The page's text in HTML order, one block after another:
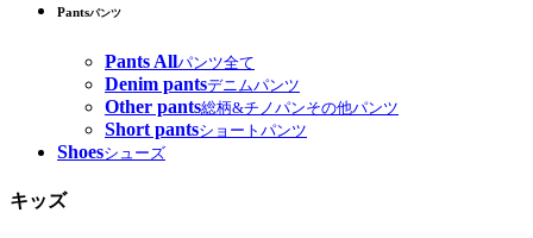
Pantsパンツ
Pants Allパンツ全て
Denim pantsデニムパンツ
Other pants総柄&チノパンその他パンツ
Short pantsショートパンツ
Shoesシューズ
キッズ